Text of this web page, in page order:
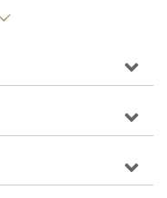
共33款香氣四溢的
的冷藏式乳酪蛋
爽且口感細緻柔
等等以口味分類的基
香的紅茶，不管是